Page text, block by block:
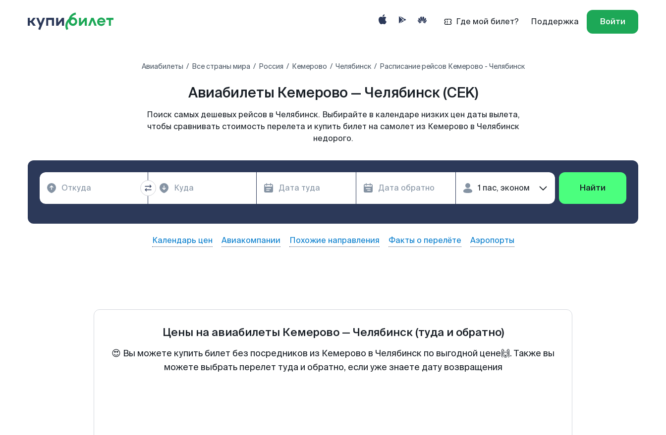
Где мой билет? Поддержка Войти
Авиабилеты Все страны мира Россия Кемерово Челябинск Расписание рейсов Кемерово - Челябинск
Авиабилеты Кемерово — Челябинск (CEK)
Поиск самых дешевых рейсов в Челябинск. Выбирайте в календаре низких цен даты вылета,
чтобы сравнивать стоимость перелета и купить билет на самолет из Кемерово в Челябинск
недорого.
Найти
Календарь цен Авиакомпании Похожие направления Факты о перелёте Аэропорты
Цены на авиабилеты Кемерово— Челябинск (туда и обратно)
😍 Вы можете купить билет без посредников из Кемерово в Челябинск по выгодной цене🙌. Также вы
можете выбрать перелет туда и обратно, если уже знаете дату возвращения